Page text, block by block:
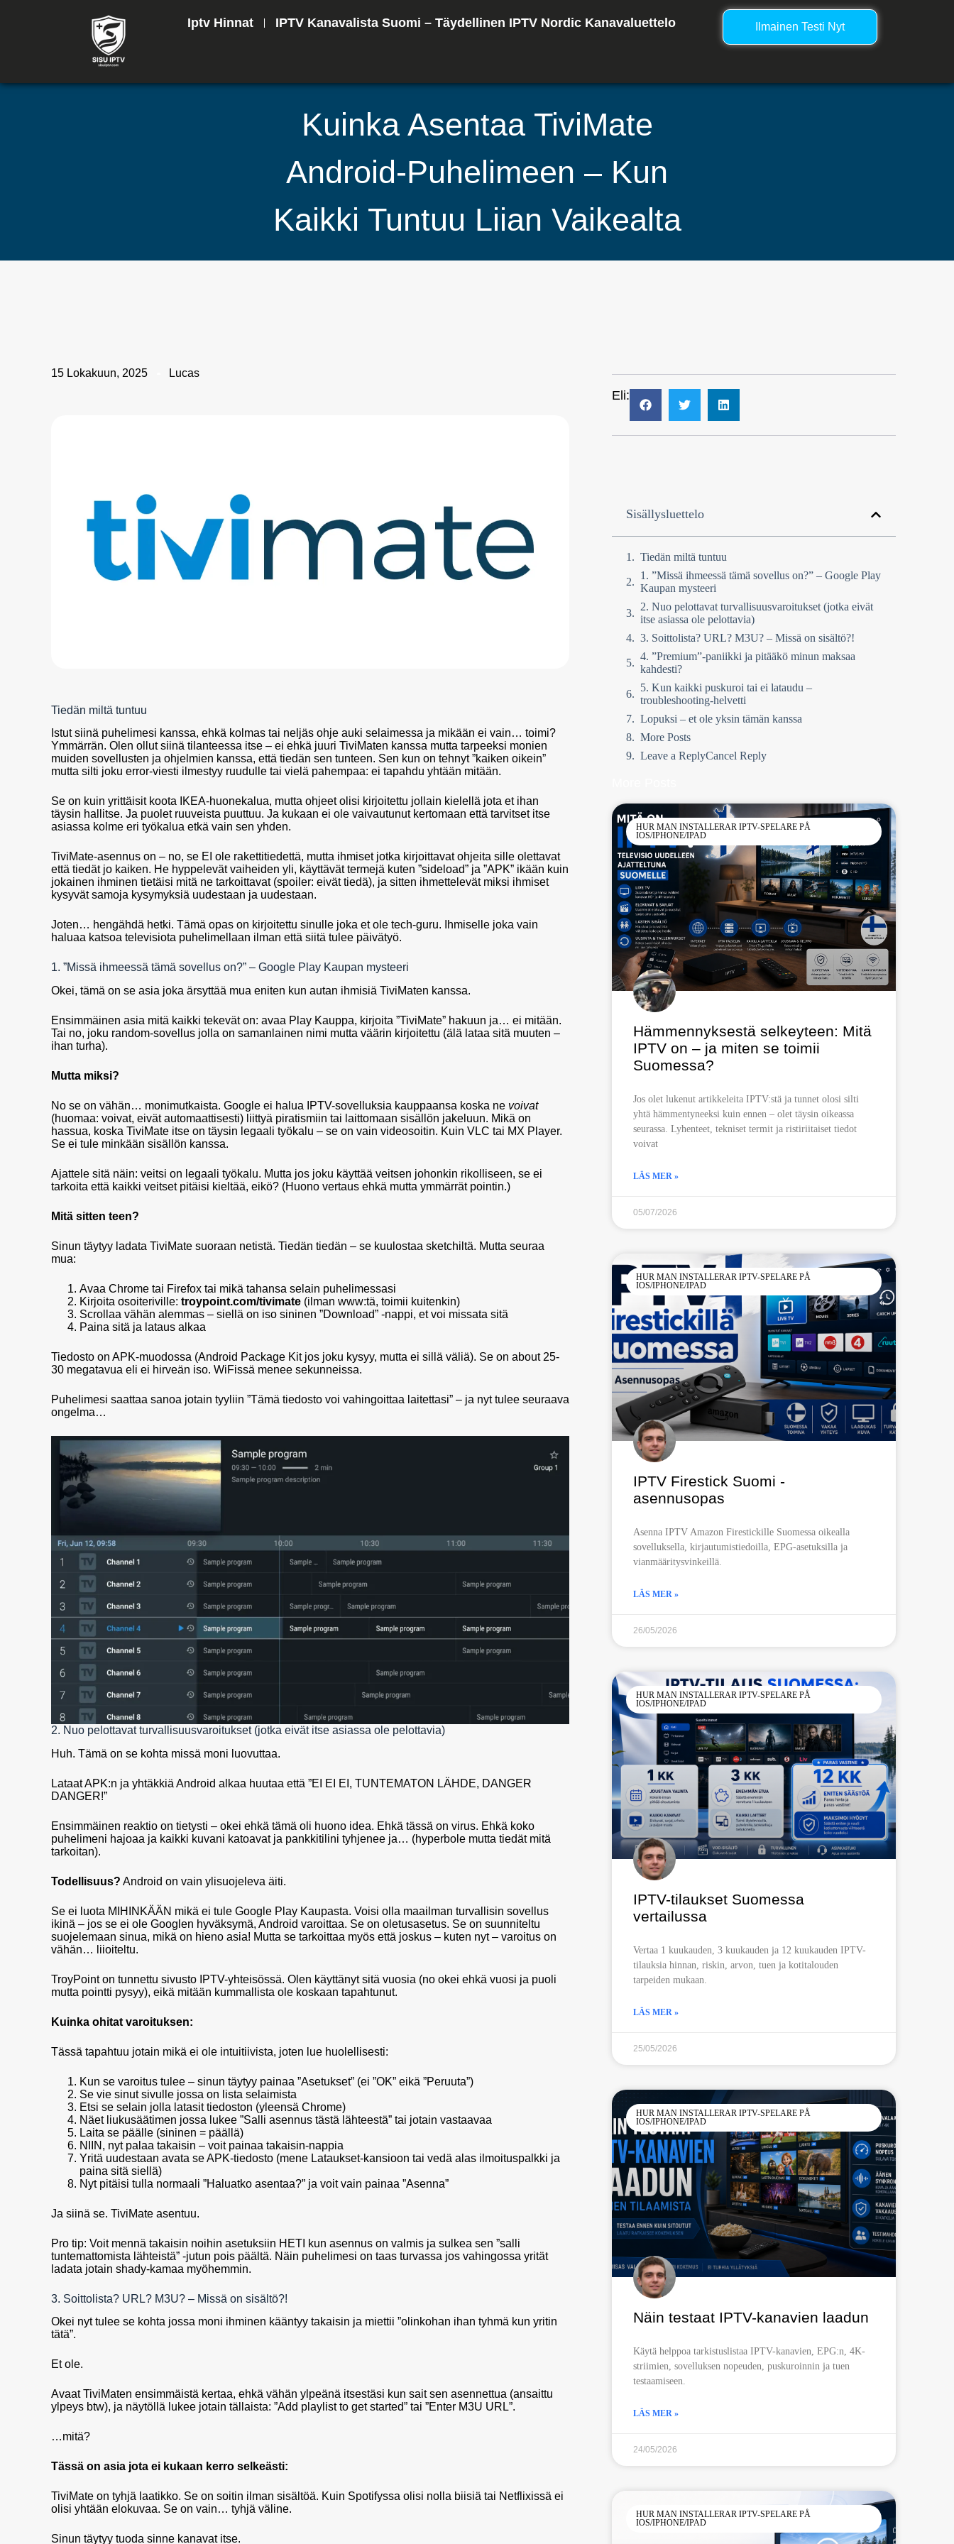
Iptv Hinnat IPTV Kanavalista Suomi – Täydellinen IPTV Nordic Kanavaluettelo Ilmainen Testi Nyt
Kuinka Asentaa TiviMate
Android-Puhelimeen – Kun
Kaikki Tuntuu Liian Vaikealta
15 Lokakuun, 2025 Lucas
Tiedän miltä tuntuu
Istut siinä puhelimesi kanssa, ehkä kolmas tai neljäs ohje auki selaimessa ja mikään ei vain… toimi?
Ymmärrän. Olen ollut siinä tilanteessa itse – ei ehkä juuri TiviMaten kanssa mutta tarpeeksi monien
muiden sovellusten ja ohjelmien kanssa, että tiedän sen tunteen. Sen kun on tehnyt ”kaiken oikein”
mutta silti joku error-viesti ilmestyy ruudulle tai vielä pahempaa: ei tapahdu yhtään mitään.
Se on kuin yrittäisit koota IKEA-huonekalua, mutta ohjeet olisi kirjoitettu jollain kielellä jota et ihan
täysin hallitse. Ja puolet ruuveista puuttuu. Ja kukaan ei ole vaivautunut kertomaan että tarvitset itse
asiassa kolme eri työkalua etkä vain sen yhden.
TiviMate-asennus on – no, se EI ole rakettitiedettä, mutta ihmiset jotka kirjoittavat ohjeita sille olettavat
että tiedät jo kaiken. He hyppelevät vaiheiden yli, käyttävät termejä kuten ”sideload” ja ”APK” ikään kuin
jokainen ihminen tietäisi mitä ne tarkoittavat (spoiler: eivät tiedä), ja sitten ihmettelevät miksi ihmiset
kysyvät samoja kysymyksiä uudestaan ja uudestaan.
Joten… hengähdä hetki. Tämä opas on kirjoitettu sinulle joka et ole tech-guru. Ihmiselle joka vain
haluaa katsoa televisiota puhelimellaan ilman että siitä tulee päivätyö.
1. ”Missä ihmeessä tämä sovellus on?” – Google Play Kaupan mysteeri
Okei, tämä on se asia joka ärsyttää mua eniten kun autan ihmisiä TiviMaten kanssa.
Ensimmäinen asia mitä kaikki tekevät on: avaa Play Kauppa, kirjoita ”TiviMate” hakuun ja… ei mitään.
Tai no, joku random-sovellus jolla on samanlainen nimi mutta väärin kirjoitettu (älä lataa sitä muuten –
ihan turha).
Mutta miksi?
No se on vähän… monimutkaista. Google ei halua IPTV-sovelluksia kauppaansa koska ne voivat
(huomaa: voivat, eivät automaattisesti) liittyä piratismiin tai laittomaan sisällön jakeluun. Mikä on
hassua, koska TiviMate itse on täysin legaali työkalu – se on vain videosoitin. Kuin VLC tai MX Player.
Se ei tule minkään sisällön kanssa.
Ajattele sitä näin: veitsi on legaali työkalu. Mutta jos joku käyttää veitsen johonkin rikolliseen, se ei
tarkoita että kaikki veitset pitäisi kieltää, eikö? (Huono vertaus ehkä mutta ymmärrät pointin.)
Mitä sitten teen?
Sinun täytyy ladata TiviMate suoraan netistä. Tiedän tiedän – se kuulostaa sketchiltä. Mutta seuraa
mua:
Avaa Chrome tai Firefox tai mikä tahansa selain puhelimessasi
Kirjoita osoiteriville: troypoint.com/tivimate (ilman www:tä, toimii kuitenkin)
Scrollaa vähän alemmas – siellä on iso sininen ”Download” -nappi, et voi missata sitä
Paina sitä ja lataus alkaa
Tiedosto on APK-muodossa (Android Package Kit jos joku kysyy, mutta ei sillä väliä). Se on about 25-
30 megatavua eli ei hirveän iso. WiFissä menee sekunneissa.
Puhelimesi saattaa sanoa jotain tyyliin ”Tämä tiedosto voi vahingoittaa laitettasi” – ja nyt tulee seuraava
ongelma…
2. Nuo pelottavat turvallisuusvaroitukset (jotka eivät itse asiassa ole pelottavia)
Huh. Tämä on se kohta missä moni luovuttaa.
Lataat APK:n ja yhtäkkiä Android alkaa huutaa että ”EI EI EI, TUNTEMATON LÄHDE, DANGER
DANGER!”
Ensimmäinen reaktio on tietysti – okei ehkä tämä oli huono idea. Ehkä tässä on virus. Ehkä koko
puhelimeni hajoaa ja kaikki kuvani katoavat ja pankkitilini tyhjenee ja… (hyperbole mutta tiedät mitä
tarkoitan).
Todellisuus? Android on vain ylisuojeleva äiti.
Se ei luota MIHINKÄÄN mikä ei tule Google Play Kaupasta. Voisi olla maailman turvallisin sovellus
ikinä – jos se ei ole Googlen hyväksymä, Android varoittaa. Se on oletusasetus. Se on suunniteltu
suojelemaan sinua, mikä on hieno asia! Mutta se tarkoittaa myös että joskus – kuten nyt – varoitus on
vähän… liioiteltu.
TroyPoint on tunnettu sivusto IPTV-yhteisössä. Olen käyttänyt sitä vuosia (no okei ehkä vuosi ja puoli
mutta pointti pysyy), eikä mitään kummallista ole koskaan tapahtunut.
Kuinka ohitat varoituksen:
Tässä tapahtuu jotain mikä ei ole intuitiivista, joten lue huolellisesti:
Kun se varoitus tulee – sinun täytyy painaa ”Asetukset” (ei ”OK” eikä ”Peruuta”)
Se vie sinut sivulle jossa on lista selaimista
Etsi se selain jolla latasit tiedoston (yleensä Chrome)
Näet liukusäätimen jossa lukee ”Salli asennus tästä lähteestä” tai jotain vastaavaa
Laita se päälle (sininen = päällä)
NIIN, nyt palaa takaisin – voit painaa takaisin-nappia
Yritä uudestaan avata se APK-tiedosto (mene Lataukset-kansioon tai vedä alas ilmoituspalkki ja
paina sitä siellä)
Nyt pitäisi tulla normaali ”Haluatko asentaa?” ja voit vain painaa ”Asenna”
Ja siinä se. TiviMate asentuu.
Pro tip: Voit mennä takaisin noihin asetuksiin HETI kun asennus on valmis ja sulkea sen ”salli
tuntemattomista lähteistä” -jutun pois päältä. Näin puhelimesi on taas turvassa jos vahingossa yrität
ladata jotain shady-kamaa myöhemmin.
3. Soittolista? URL? M3U? – Missä on sisältö?!
Okei nyt tulee se kohta jossa moni ihminen kääntyy takaisin ja miettii ”olinkohan ihan tyhmä kun yritin
tätä”.
Et ole.
Avaat TiviMaten ensimmäistä kertaa, ehkä vähän ylpeänä itsestäsi kun sait sen asennettua (ansaittu
ylpeys btw), ja näytöllä lukee jotain tällaista: ”Add playlist to get started” tai ”Enter M3U URL”.
…mitä?
Tässä on asia jota ei kukaan kerro selkeästi:
TiviMate on tyhjä laatikko. Se on soitin ilman sisältöä. Kuin Spotifyssa olisi nolla biisiä tai Netflixissä ei
olisi yhtään elokuvaa. Se on vain… tyhjä väline.
Sinun täytyy tuoda sinne kanavat itse.
Eli:
Sisällysluettelo
Tiedän miltä tuntuu
1. ”Missä ihmeessä tämä sovellus on?” – Google Play
Kaupan mysteeri
2. Nuo pelottavat turvallisuusvaroitukset (jotka eivät
itse asiassa ole pelottavia)
3. Soittolista? URL? M3U? – Missä on sisältö?!
4. ”Premium”-paniikki ja pitääkö minun maksaa
kahdesti?
5. Kun kaikki puskuroi tai ei lataudu –
troubleshooting-helvetti
Lopuksi – et ole yksin tämän kanssa
More Posts
Leave a ReplyCancel Reply
HUR MAN INSTALLERAR IPTV-SPELARE PÅ
IOS/IPHONE/IPAD
Hämmennyksestä selkeyteen: Mitä
IPTV on – ja miten se toimii
Suomessa?
Jos olet lukenut artikkeleita IPTV:stä ja tunnet olosi silti
yhtä hämmentyneeksi kuin ennen – olet täysin oikeassa
seurassa. Lyhenteet, tekniset termit ja ristiriitaiset tiedot
voivat
LÄS MER »
05/07/2026
HUR MAN INSTALLERAR IPTV-SPELARE PÅ
IOS/IPHONE/IPAD
IPTV Firestick Suomi -
asennusopas
Asenna IPTV Amazon Firestickille Suomessa oikealla
sovelluksella, kirjautumistiedoilla, EPG-asetuksilla ja
vianmääritysvinkeillä.
LÄS MER »
26/05/2026
HUR MAN INSTALLERAR IPTV-SPELARE PÅ
IOS/IPHONE/IPAD
IPTV-tilaukset Suomessa
vertailussa
Vertaa 1 kuukauden, 3 kuukauden ja 12 kuukauden IPTV-
tilauksia hinnan, riskin, arvon, tuen ja kotitalouden
tarpeiden mukaan.
LÄS MER »
25/05/2026
HUR MAN INSTALLERAR IPTV-SPELARE PÅ
IOS/IPHONE/IPAD
Näin testaat IPTV-kanavien laadun
Käytä helppoa tarkistuslistaa IPTV-kanavien, EPG:n, 4K-
striimien, sovelluksen nopeuden, puskuroinnin ja tuen
testaamiseen.
LÄS MER »
24/05/2026
HUR MAN INSTALLERAR IPTV-SPELARE PÅ
IOS/IPHONE/IPAD